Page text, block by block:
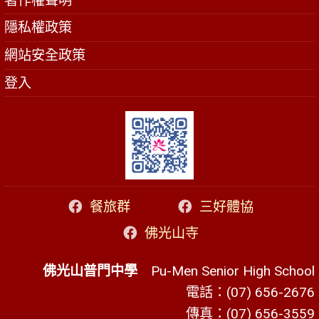
隱私權政策
網站安全政策
登入
餐旅群
三好體協
佛光山寺
佛光山普門中學 Pu-Men Senior High School
電話：(07) 656-2676
傳真：(07) 656-3559